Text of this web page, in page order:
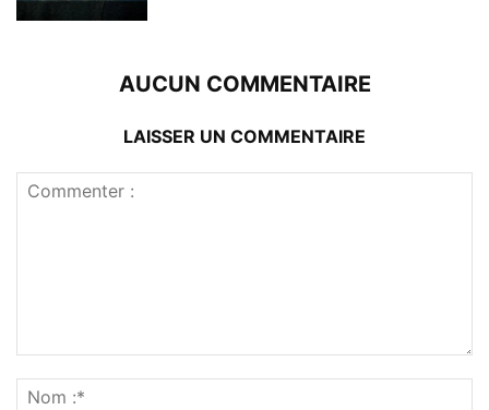
AUCUN COMMENTAIRE
LAISSER UN COMMENTAIRE